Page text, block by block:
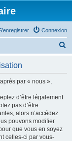
Connexion
par « nous »,
d’être légalement
pas d’être
alors n’accédez
pouvons modifier
que vous en soyez
celles-ci par vous-